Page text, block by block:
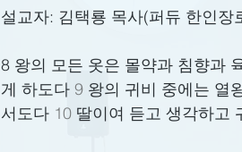
설교자: 김택룡 목사(퍼듀 한인장
8 왕의 모든 옷은 몰약과 침향과
게 하도다 9 왕의 귀비 중에는 열
서도다 10 딸이여 듣고 생각하고